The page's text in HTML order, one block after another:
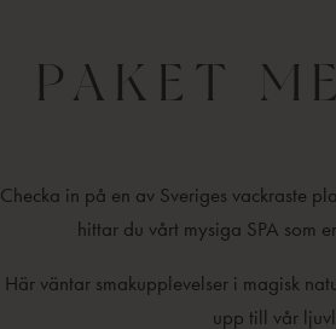
PAKET
Checka in på en av Sveriges vackraste
hittar du vårt mysiga SPA som
Här väntar smakupplevelser i magisk
upp till vår